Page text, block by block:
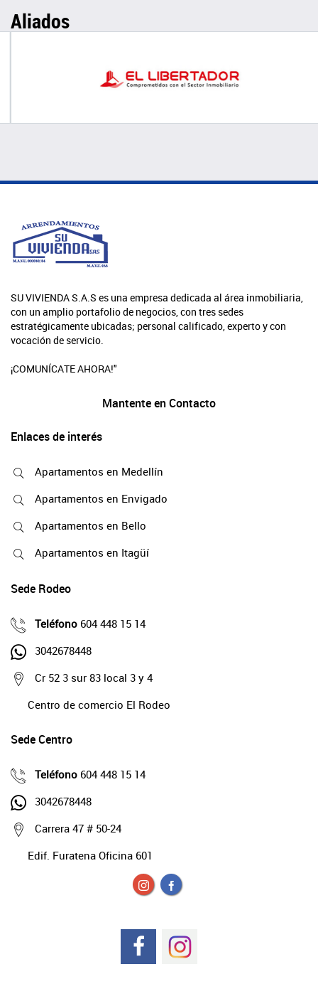
Aliados
SU VIVIENDA S.A.S es una empresa dedicada al área inmobiliaria,
con un amplio portafolio de negocios, con tres sedes
estratégicamente ubicadas; personal calificado, experto y con
vocación de servicio.
¡COMUNÍCATE AHORA!"
Mantente en Contacto
Enlaces de interés
Apartamentos en Medellín
Apartamentos en Envigado
Apartamentos en Bello
Apartamentos en Itagüí
Sede Rodeo
Teléfono 604 448 15 14
3042678448
Cr 52 3 sur 83 local 3 y 4
Centro de comercio El Rodeo
Sede Centro
Teléfono 604 448 15 14
3042678448
Carrera 47 # 50-24
Edif. Furatena Oficina 601